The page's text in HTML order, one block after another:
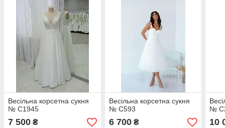
Весільна корсетна сукня
№ С1945
7 500 ₴
Весільна корсетна сукня
№ С593
6 700₴
№
10